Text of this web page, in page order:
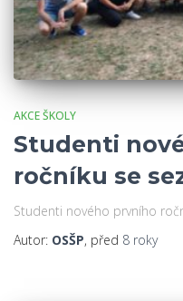
AKCE ŠKOLY
Studenti
ročníku se
Studenti nového prvního
Autor: OSŠP, před 8 roky